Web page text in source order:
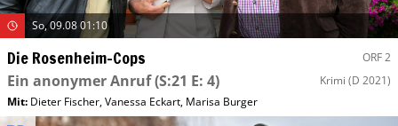
So, 09.08 01:10
Die Rosenheim-Cops ORF 2
Ein anonymer Anruf(S:21 E: 4) Krimi (D 2021)
Mit: Dieter Fischer,Vanessa Eckart, Marisa Burger